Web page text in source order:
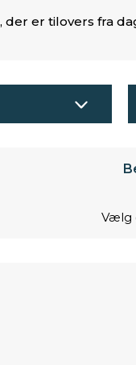
der er tilovers fra
Vælg